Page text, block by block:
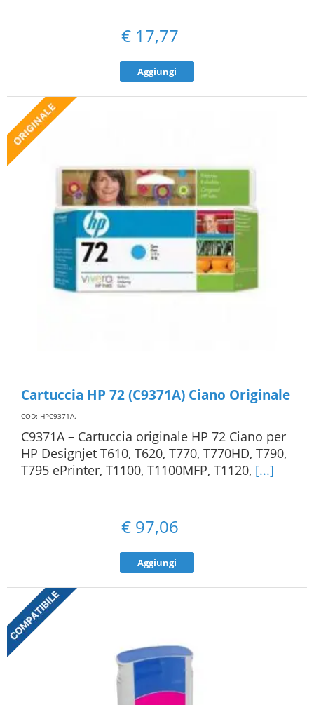
€ 17,77
Aggiungi
Cartuccia HP 72 (C9371A) Ciano Originale
COD: HPC9371A.
C9371A – Cartuccia originale HP 72 Ciano per
HP Designjet T610, T620, T770, T770HD, T790,
T795 ePrinter, T1100, T1100MFP, T1120, [...]
€ 97,06
Aggiungi